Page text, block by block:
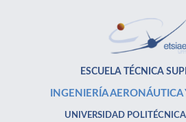
ESCUELA TÉCNICA
INGENIERÍA AERONÁUTICA
UNIVERSIDAD